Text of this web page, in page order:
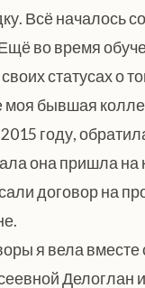
Всё началось
во время
статусах о
моя бывшая
году,
она пришла на
договор на
я вела вместе
Делоглан